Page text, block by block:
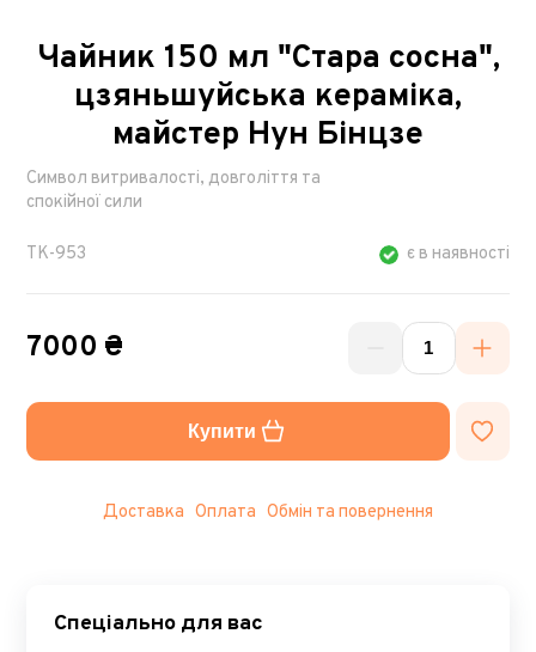
Чайник 150 мл "Стара сосна",
цзяньшуйська кераміка,
майстер Нун Бінцзе
Символ витривалості, довголіття та
спокійної сили
TK-953 є в наявності
7000 ₴
Купити
Доставка Оплата Обмін та повернення
Спеціально для вас